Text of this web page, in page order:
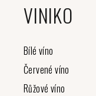
VINIKO
Bílé víno
Červené víno
Růžové víno